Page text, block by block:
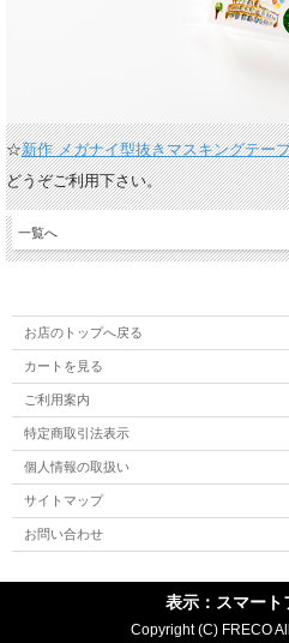
☆新作 メガナイ型抜きマスキングテー
どうぞご利用下さい。
一覧へ
お店のトップへ戻る
カートを見る
ご利用案内
特定商取引法表示
個人情報の取扱い
サイトマップ
お問い合わせ
表示：スマート
Copyright (C) FRECO